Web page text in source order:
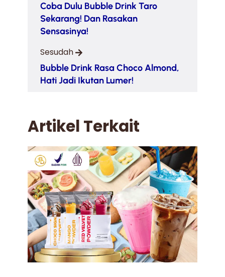
Coba Dulu Bubble Drink Taro
Sekarang! Dan Rasakan
Sensasinya!
Sesudah
Bubble Drink Rasa Choco Almond,
Hati Jadi Ikutan Lumer!
Artikel Terkait